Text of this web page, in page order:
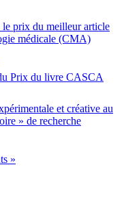
prix du meilleur article
médicale (CMA)
Prix du livre CASCA
et créative au
» de recherche
»